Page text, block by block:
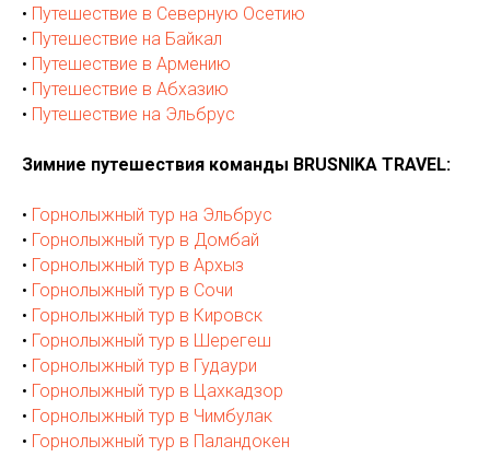
• Путешествие в Северную Осетию
• Путешествие на Байкал
• Путешествие в Армению
• Путешествие в Абхазию
• Путешествие на Эльбрус
Зимние путешествия команды BRUSNIKA TRAVEL:
• Горнолыжный тур на Эльбрус
• Горнолыжный тур в Домбай
• Горнолыжный тур в Архыз
• Горнолыжный тур в Сочи
• Горнолыжный тур в Кировск
• Горнолыжный тур в Шерегеш
• Горнолыжный тур в Гудаури
• Горнолыжный тур в Цахкадзор
• Горнолыжный тур в Чимбулак
• Горнолыжный тур в Паландокен